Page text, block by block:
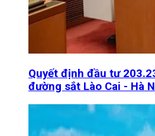
Quyết định đầu tư
đường sắt Lào Cai - Hà